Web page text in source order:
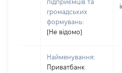
підприємців та
громадських
формувань:
[Не відомо]
Найменування:
Приватбанк